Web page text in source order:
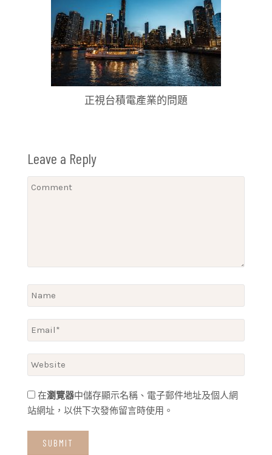
正視台積電產業的問題
Leave a Reply
在瀏覽器中儲存顯示名稱、電子郵件地址及個人網
站網址，以供下次發佈留言時使用。